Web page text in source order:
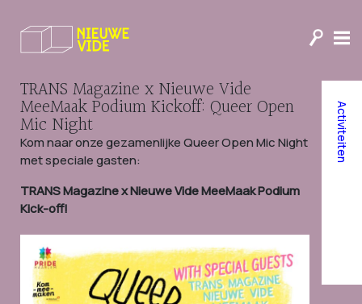
TRANS Magazine x Nieuwe Vide
MeeMaak Podium Kickoff: Queer Open
Mic Night
Kom naar onze gezamenlijke Queer Open Mic Night
met speciale gasten:
TRANS Magazine x Nieuwe Vide MeeMaak Podium
Kick-off!
Activiteiten